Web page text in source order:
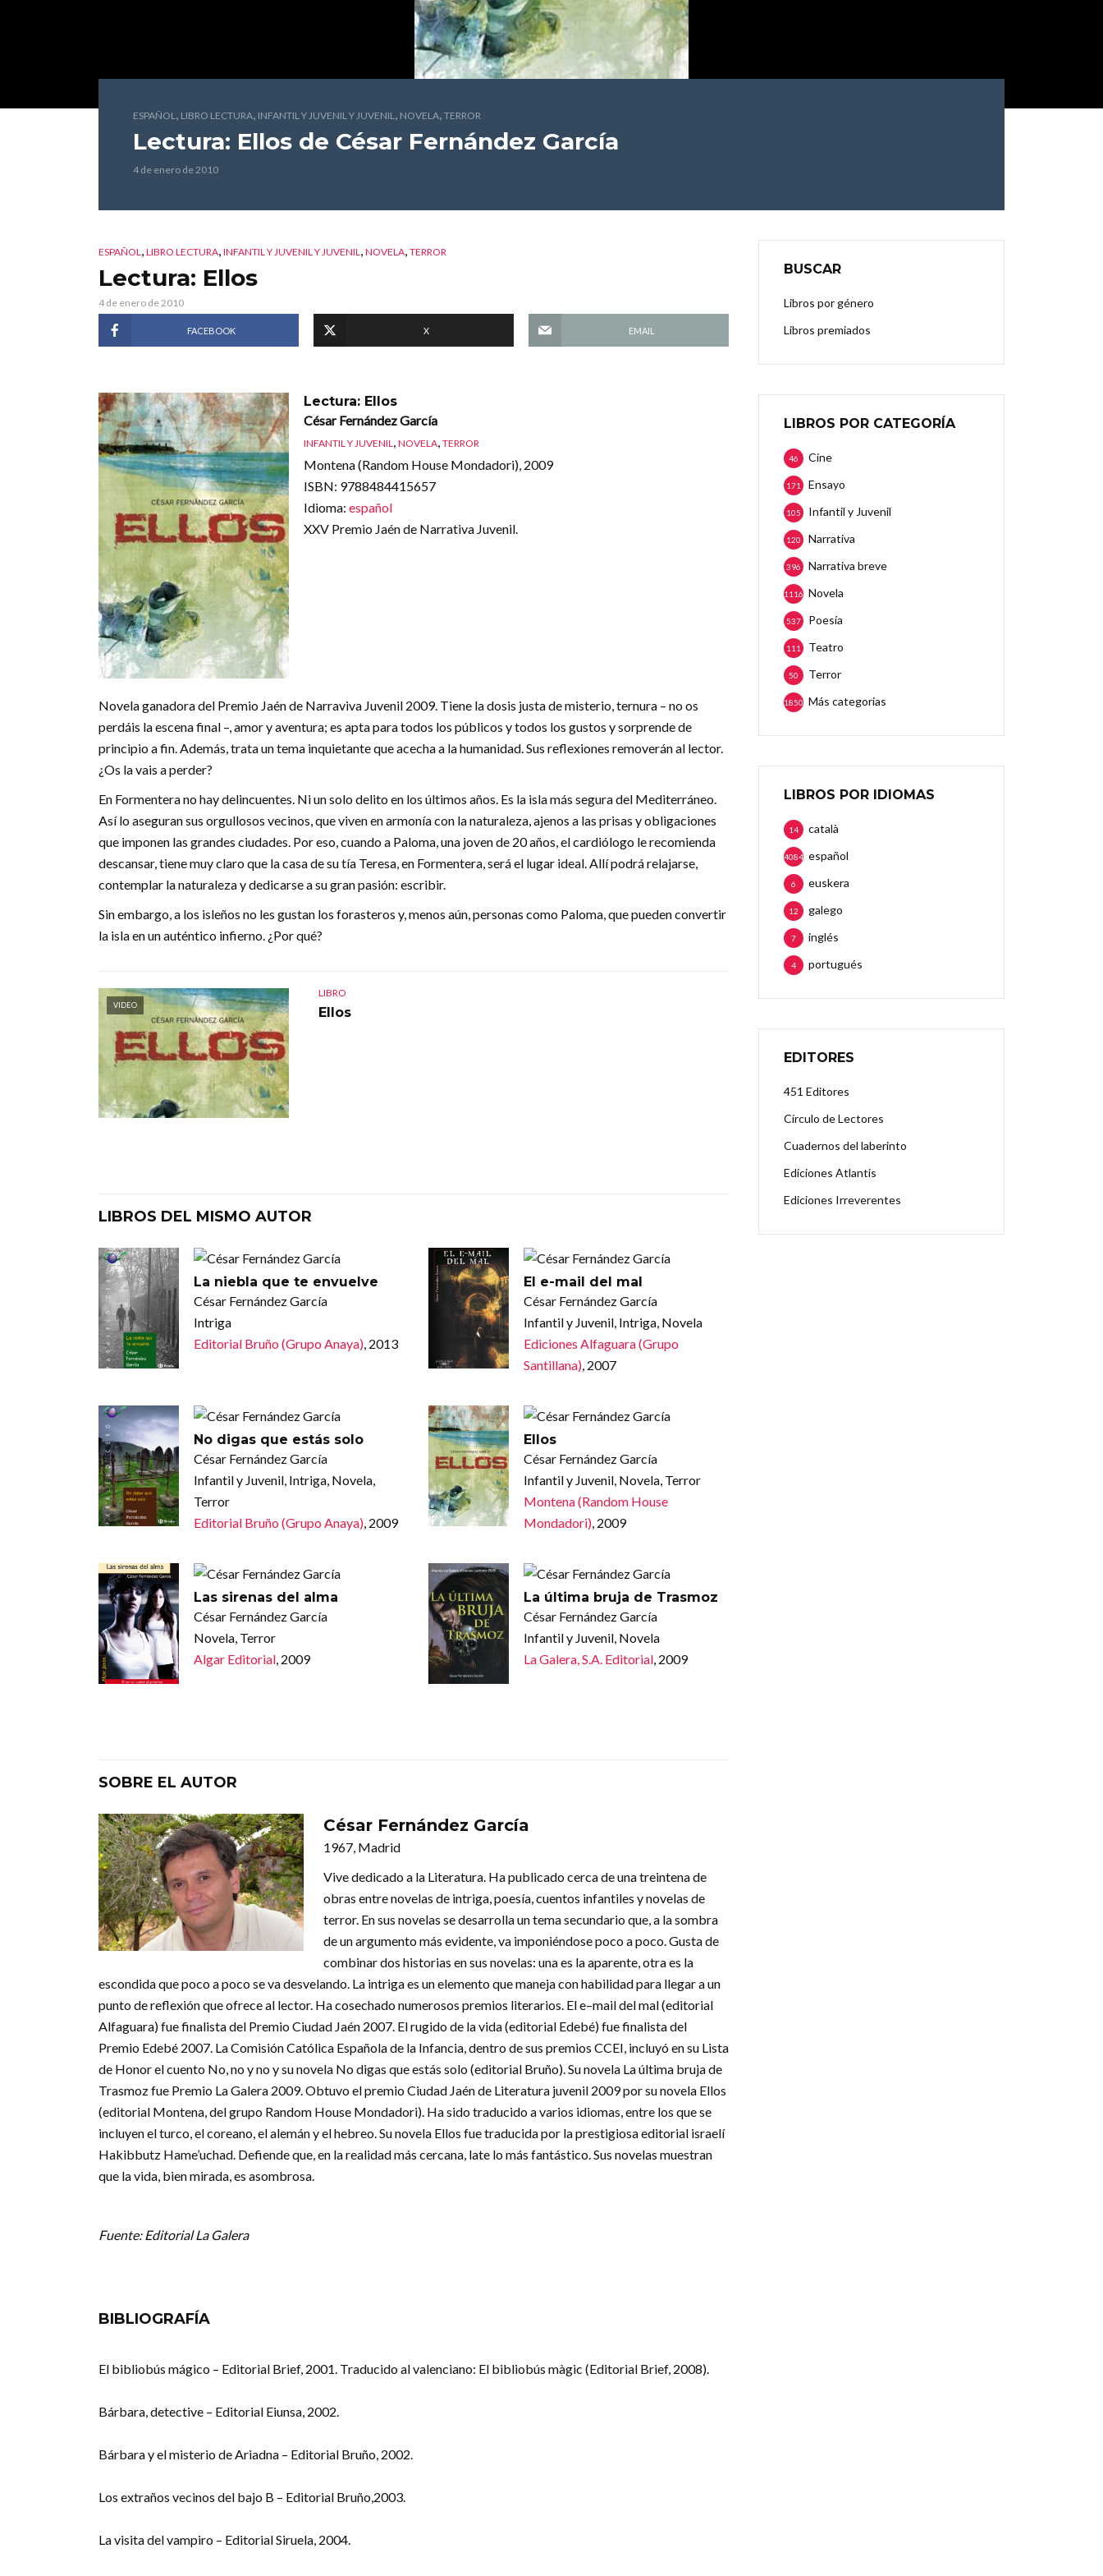
ESPAÑOL, LIBRO LECTURA, INFANTIL Y JUVENIL Y JUVENIL, NOVELA, TERROR
Lectura: Ellos de César Fernández García
4 de enero de 2010
ESPAÑOL, LIBRO LECTURA, INFANTIL Y JUVENIL Y JUVENIL, NOVELA, TERROR
Lectura: Ellos
4 de enero de 2010
FACEBOOK X EMAIL
Lectura: Ellos
César Fernández García
INFANTIL Y JUVENIL, NOVELA, TERROR
Montena (Random House Mondadori), 2009
ISBN: 9788484415657
Idioma: español
XXV Premio Jaén de Narrativa Juvenil.
Novela ganadora del Premio Jaén de Narraviva Juvenil 2009. Tiene la dosis justa de misterio, ternura – no os
perdáis la escena final –, amor y aventura; es apta para todos los públicos y todos los gustos y sorprende de
principio a fin. Además, trata un tema inquietante que acecha a la humanidad. Sus reflexiones removerán al lector.
¿Os la vais a perder?
En Formentera no hay delincuentes. Ni un solo delito en los últimos años. Es la isla más segura del Mediterráneo.
Así lo aseguran sus orgullosos vecinos, que viven en armonía con la naturaleza, ajenos a las prisas y obligaciones
que imponen las grandes ciudades. Por eso, cuando a Paloma, una joven de 20 años, el cardiólogo le recomienda
descansar, tiene muy claro que la casa de su tía Teresa, en Formentera, será el lugar ideal. Allí podrá relajarse,
contemplar la naturaleza y dedicarse a su gran pasión: escribir.
Sin embargo, a los isleños no les gustan los forasteros y, menos aún, personas como Paloma, que pueden convertir
la isla en un auténtico infierno. ¿Por qué?
VIDEO
LIBRO
Ellos
LIBROS DEL MISMO AUTOR
La niebla que te envuelve
César Fernández García
Intriga
Editorial Bruño (Grupo Anaya), 2013
El e-mail del mal
César Fernández García
Infantil y Juvenil, Intriga, Novela
Ediciones Alfaguara (Grupo
Santillana), 2007
No digas que estás solo
César Fernández García
Infantil y Juvenil, Intriga, Novela,
Terror
Editorial Bruño (Grupo Anaya), 2009
Ellos
César Fernández García
Infantil y Juvenil, Novela, Terror
Montena (Random House
Mondadori), 2009
Las sirenas del alma
César Fernández García
Novela, Terror
Algar Editorial, 2009
La última bruja de Trasmoz
César Fernández García
Infantil y Juvenil, Novela
La Galera, S.A. Editorial, 2009
SOBRE EL AUTOR
César Fernández García
1967, Madrid
Vive dedicado a la Literatura. Ha publicado cerca de una treintena de
obras entre novelas de intriga, poesía, cuentos infantiles y novelas de
terror. En sus novelas se desarrolla un tema secundario que, a la sombra
de un argumento más evidente, va imponiéndose poco a poco. Gusta de
combinar dos historias en sus novelas: una es la aparente, otra es la
escondida que poco a poco se va desvelando. La intriga es un elemento que maneja con habilidad para llegar a un
punto de reflexión que ofrece al lector. Ha cosechado numerosos premios literarios. El e–mail del mal (editorial
Alfaguara) fue finalista del Premio Ciudad Jaén 2007. El rugido de la vida (editorial Edebé) fue finalista del
Premio Edebé 2007. La Comisión Católica Española de la Infancia, dentro de sus premios CCEI, incluyó en su Lista
de Honor el cuento No, no y no y su novela No digas que estás solo (editorial Bruño). Su novela La última bruja de
Trasmoz fue Premio La Galera 2009. Obtuvo el premio Ciudad Jaén de Literatura juvenil 2009 por su novela Ellos
(editorial Montena, del grupo Random House Mondadori). Ha sido traducido a varios idiomas, entre los que se
incluyen el turco, el coreano, el alemán y el hebreo. Su novela Ellos fue traducida por la prestigiosa editorial israelí
Hakibbutz Hame’uchad. Defiende que, en la realidad más cercana, late lo más fantástico. Sus novelas muestran
que la vida, bien mirada, es asombrosa.
Fuente: Editorial La Galera
BIBLIOGRAFÍA
El bibliobús mágico – Editorial Brief, 2001. Traducido al valenciano: El bibliobús màgic (Editorial Brief, 2008).
Bárbara, detective – Editorial Eiunsa, 2002.
Bárbara y el misterio de Ariadna – Editorial Bruño, 2002.
Los extraños vecinos del bajo B – Editorial Bruño,2003.
La visita del vampiro – Editorial Siruela, 2004.
BUSCAR
Libros por género
Libros premiados
LIBROS POR CATEGORÍA
Cine
46
Ensayo
171
Infantil y Juvenil
105
Narrativa
120
Narrativa breve
396
Novela
1116
Poesía
537
Teatro
111
Terror
50
Más categorias
1850
LIBROS POR IDIOMAS
català
14
español
4084
euskera
6
galego
12
inglés
7
portugués
4
EDITORES
451 Editores
Círculo de Lectores
Cuadernos del laberinto
Ediciones Atlantis
Ediciones Irreverentes